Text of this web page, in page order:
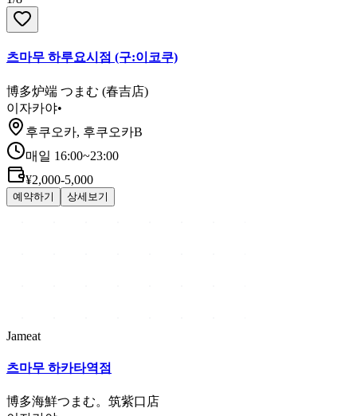
츠마무 하루요시점 (구:이코쿠)
博多炉端 つまむ (春吉店)
이자카야•
후쿠오카, 후쿠오카B
매일 16:00~23:00
¥2,000-5,000
예약하기 상세보기
Jameat
츠마무 하카타역점
博多海鮮つまむ。筑紫口店